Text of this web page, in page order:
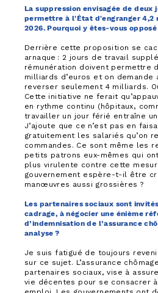
La suppression envisagée de deux
permettre à l'État d'engranger 4,2
2026. Pourquoi y êtes-vous opposé
Derrière cette proposition se
arnaque : 2 jours de travail
rémunération doivent permettre
milliards d’euros et on demande
reverser seulement 4 milliards.
Cette initiative ne ferait
en rythme continu (hôpitaux,
travailler un jour férié entraîne
J’ajoute que ce n’est pas en
gratuitement les salariés qu’on
commandes. Ce sont même les
petits patrons eux-mêmes qui
plus virulente contre cette
gouvernement espère-t-il être
manœuvres aussi grossières ?
Les partenaires sociaux sont
cadrage, à négocier une énième
d’indemnisation de l’assurance
analyse ?
Je suis fatigué de toujours
sur ce sujet. L’assurance
partenaires sociaux, vise à
vie décentes pour se consacrer